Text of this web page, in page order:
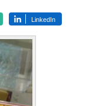
LinkedIn